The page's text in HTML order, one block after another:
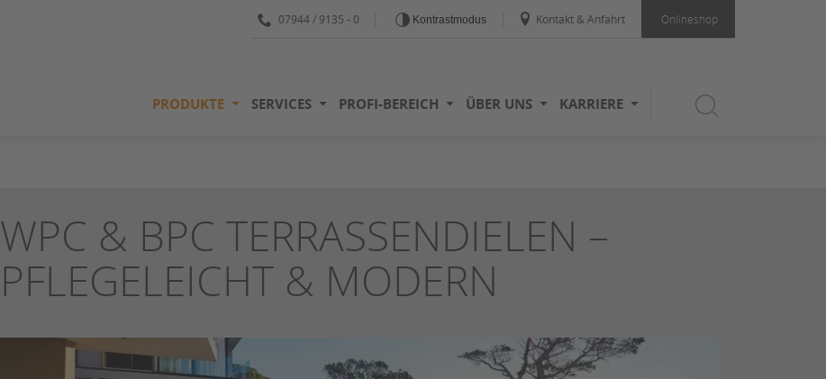
07944 / 9135 - 0 Kontrastmodus Kontakt & Anfahrt Onlineshop
PRODUKTE SERVICES PROFI-BEREICH ÜBER UNS KARRIERE
WPC & BPC TERRASSENDIELEN –
PFLEGELEICHT & MODERN